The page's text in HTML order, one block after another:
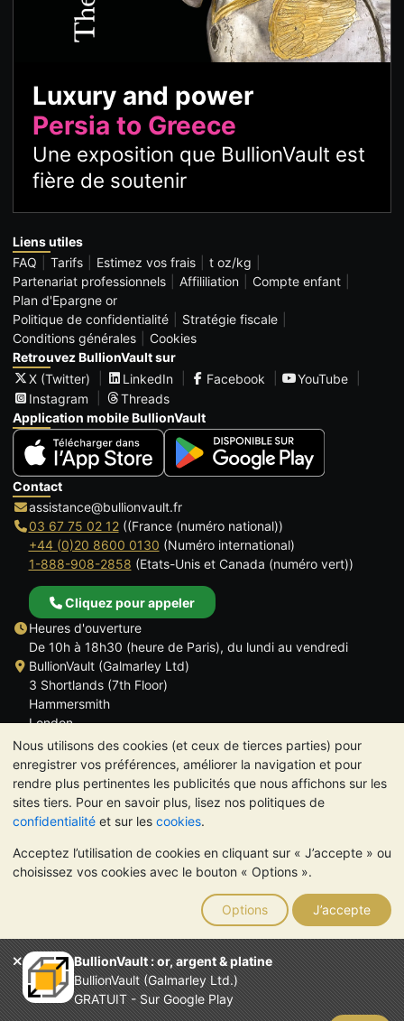
Nous utilisons des cookies (et ceux de tierces parties) pour
enregistrer vos préférences, améliorer la navigation et pour
rendre plus pertinentes les publicités que nous affichons sur les
sites tiers. Pour en savoir plus, lisez nos politiques de
confidentialité et sur les cookies.
Acceptez l’utilisation de cookies en cliquant sur « J’accepte » ou
choisissez vos cookies avec le bouton « Options ».
Options J’accepte
BullionVault : or, argent & platine
BullionVault (Galmarley Ltd.)
GRATUIT - Sur Google Play
Luxury and power
Persia to Greece
Une exposition que BullionVault est
fière de soutenir
Liens utiles
FAQ
Tarifs Estimez vos frais
t oz/kg
Partenariat professionnels
Affililiation
Compte enfant
Plan d'Epargne or
Politique de confidentialité
Stratégie fiscale
Conditions générales
Cookies
Retrouvez BullionVault sur
X (Twitter)
LinkedIn Facebook
YouTube
Instagram
Threads
Application mobile BullionVault
Contact
assistance@bullionvault.fr
03 67 75 02 12((France (numéro national))
+44 (0)20 8600 0130 (Numéro international)
1-888-908-2858 (Etats-Unis et Canada (numéro vert))
Cliquez pour appeler
Heures d'ouverture
De 10h à 18h30 (heure de Paris), du lundi au vendredi
BullionVault (Galmarley Ltd)
3 Shortlands (7th Floor)
Hammersmith
London
W6 8DA
ROYAUME UNI
TrustScore 4.6 | 534 avis
VEUILLEZ NOTER: La valeur des métaux précieux peut aussi
bien baisser qu'augmenter. Les tendances historiques ne
garantissent pas l'évolution future des cours. Rien sur les sites
Internet de BullionVault ou dans ses communications ne
constitue un conseil en investissement. Demander l'avis d'un
professionnel est à envisager pour déterminer si la possession
de métaux précieux vous convient.
Entreprise enregistrée en Grande-Bretagne (numéro 4943684)